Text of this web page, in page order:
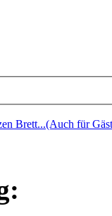
Brett...(Auch für